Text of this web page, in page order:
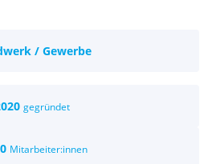
undein gutes Team
/ Gewerbe
gegründet
Mitarbeiter:innen